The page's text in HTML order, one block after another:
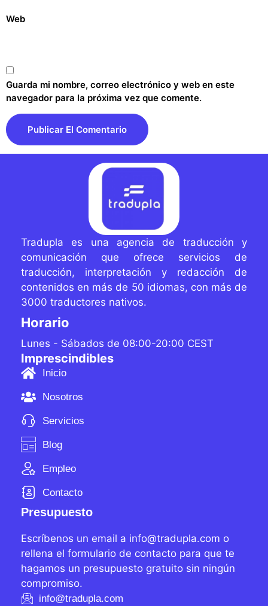
Web
Guarda mi nombre, correo electrónico y web en este
navegador para la próxima vez que comente.
Tradupla es una agencia de traducción y
comunicación que ofrece servicios de
traducción, interpretación y redacción de
contenidos en más de 50 idiomas, con más de
3000 traductores nativos.
Horario
Lunes - Sábados de 08:00-20:00 CEST
Imprescindibles
Inicio
Nosotros
Servicios
Blog
Empleo
Contacto
Presupuesto
Escríbenos un email a info@tradupla.com o
rellena el formulario de contacto para que te
hagamos un presupuesto gratuito sin ningún
compromiso.
info@tradupla.com